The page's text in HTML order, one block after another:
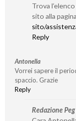
Trova
sito alla pagina
sito/
Reply
Antonella
Vorrei sapere il
spaccio. Grazie
Reply
Redazione